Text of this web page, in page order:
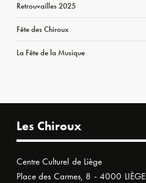
Retrouvailles 2025
Fête des Chiroux
La Fête de la Musique
Les Chiroux
Centre Culturel de Liège
Place des Carmes, 8 - 4000 LIÈGE